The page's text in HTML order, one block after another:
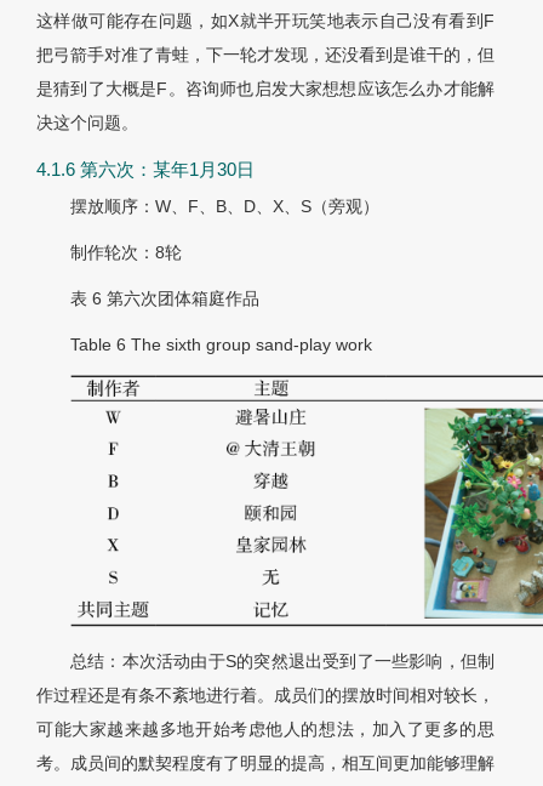
这样做可能存在问题，如X就半开玩笑地表示自己没有看到F
把弓箭手对准了青蛙，下一轮才发现，还没看到是谁干的，但
是猜到了大概是F。咨询师也启发大家想想应该怎么办才能解
决这个问题。
4.1.6 第六次：某年1月30日
摆放顺序：W、F、B、D、X、S（旁观）
制作轮次：8轮
表 6 第六次团体箱庭作品
Table 6 The sixth group sand-play work
总结：本次活动由于S的突然退出受到了一些影响，但制
作过程还是有条不紊地进行着。成员们的摆放时间相对较长，
可能大家越来越多地开始考虑他人的想法，加入了更多的思
考。成员间的默契程度有了明显的提高，相互间更加能够理解